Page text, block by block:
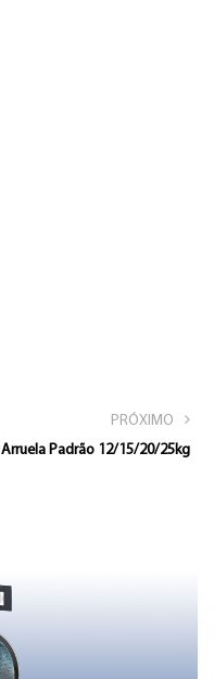
PRÓXIMO
Arruela Padrão 12/15/20/25kg